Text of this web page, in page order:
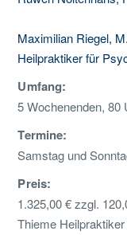
Maximilian Riegel,
Heilpraktiker für
Umfang:
5 Wochenenden, 80
Termine:
Samstag und
Preis:
1.325,00 € zzgl.
Thieme